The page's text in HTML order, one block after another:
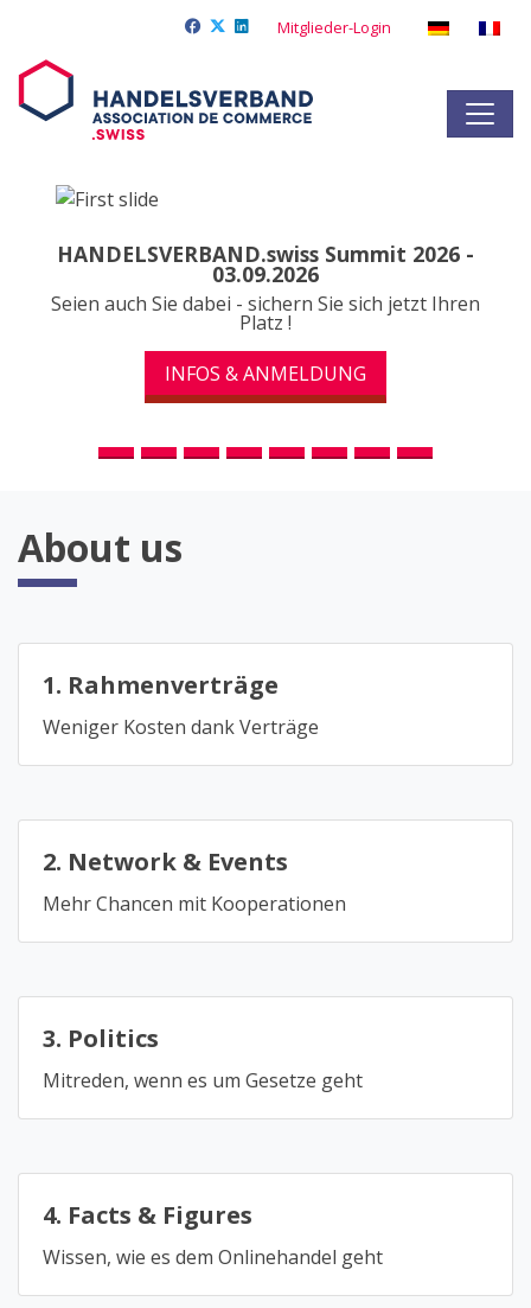
Mitglieder-Login
HANDELSVERBAND.swiss Summit 2026 -
03.09.2026
Seien auch Sie dabei - sichern Sie sich jetzt Ihren
Platz !
INFOS & ANMELDUNG
About us
1. Rahmenverträge
Weniger Kosten dank Verträge
2. Network & Events
Mehr Chancen mit Kooperationen
3. Politics
Mitreden, wenn es um Gesetze geht
4. Facts & Figures
Wissen, wie es dem Onlinehandel geht